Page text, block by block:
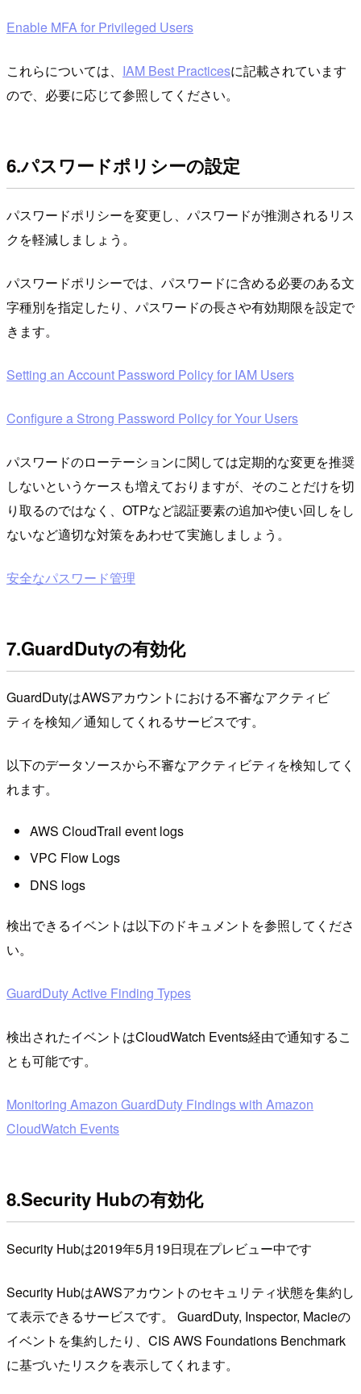
Enable MFA for Privileged Users
これらについては、 IAM Best Practicesに記載されています
ので、必要に応じて参照してください。
6.パスワードポリシーの設定
パスワードポリシーを変更し、パスワードが推測されるリス
クを軽減しましょう。
パスワードポリシーでは、パスワードに含める必要のある文
字種別を指定したり、パスワードの長さや有効期限を設定で
きます。
Setting an Account Password Policy for IAM Users
Configure a Strong Password Policy for Your Users
パスワードのローテーションに関しては定期的な変更を推奨
しないというケースも増えておりますが、そのことだけを切
り取るのではなく、OTPなど認証要素の追加や使い回しをし
ないなど適切な対策をあわせて実施しましょう。
安全なパスワード管理
7.GuardDutyの有効化
GuardDutyはAWSアカウントにおける不審なアクティビ
ティを検知／通知してくれるサービスです。
以下のデータソースから不審なアクティビティを検知してく
れます。
AWS CloudTrail event logs
VPC Flow Logs
DNS logs
検出できるイベントは以下のドキュメントを参照してくださ
い。
GuardDuty Active Finding Types
検出されたイベントはCloudWatch Events経由で通知するこ
とも可能です。
Monitoring Amazon GuardDuty Findings with Amazon
CloudWatch Events
8.Security Hubの有効化
Security Hubは2019年5月19日現在プレビュー中です
Security HubはAWSアカウントのセキュリティ状態を集約し
て表示できるサービスです。 GuardDuty, Inspector, Macieの
イベントを集約したり、CIS AWS Foundations Benchmark
に基づいたリスクを表示してくれます。